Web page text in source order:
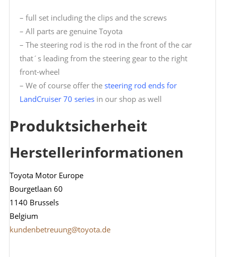
– full set including the clips and the screws
– All parts are genuine Toyota
– The steering rod is the rod in the front of the car
that´s leading from the steering gear to the right
front-wheel
– We of course offer the steering rod ends for
LandCruiser 70 seriesin our shop as well
Produktsicherheit
Herstellerinformationen
Toyota Motor Europe
Bourgetlaan 60
1140 Brussels
Belgium
kundenbetreuung@toyota.de